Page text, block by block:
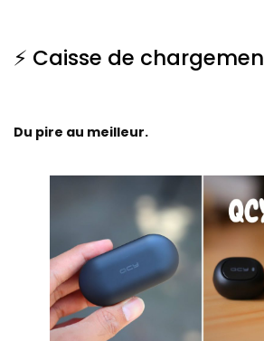
⚡ Caisse de
Du pire au meilleur.